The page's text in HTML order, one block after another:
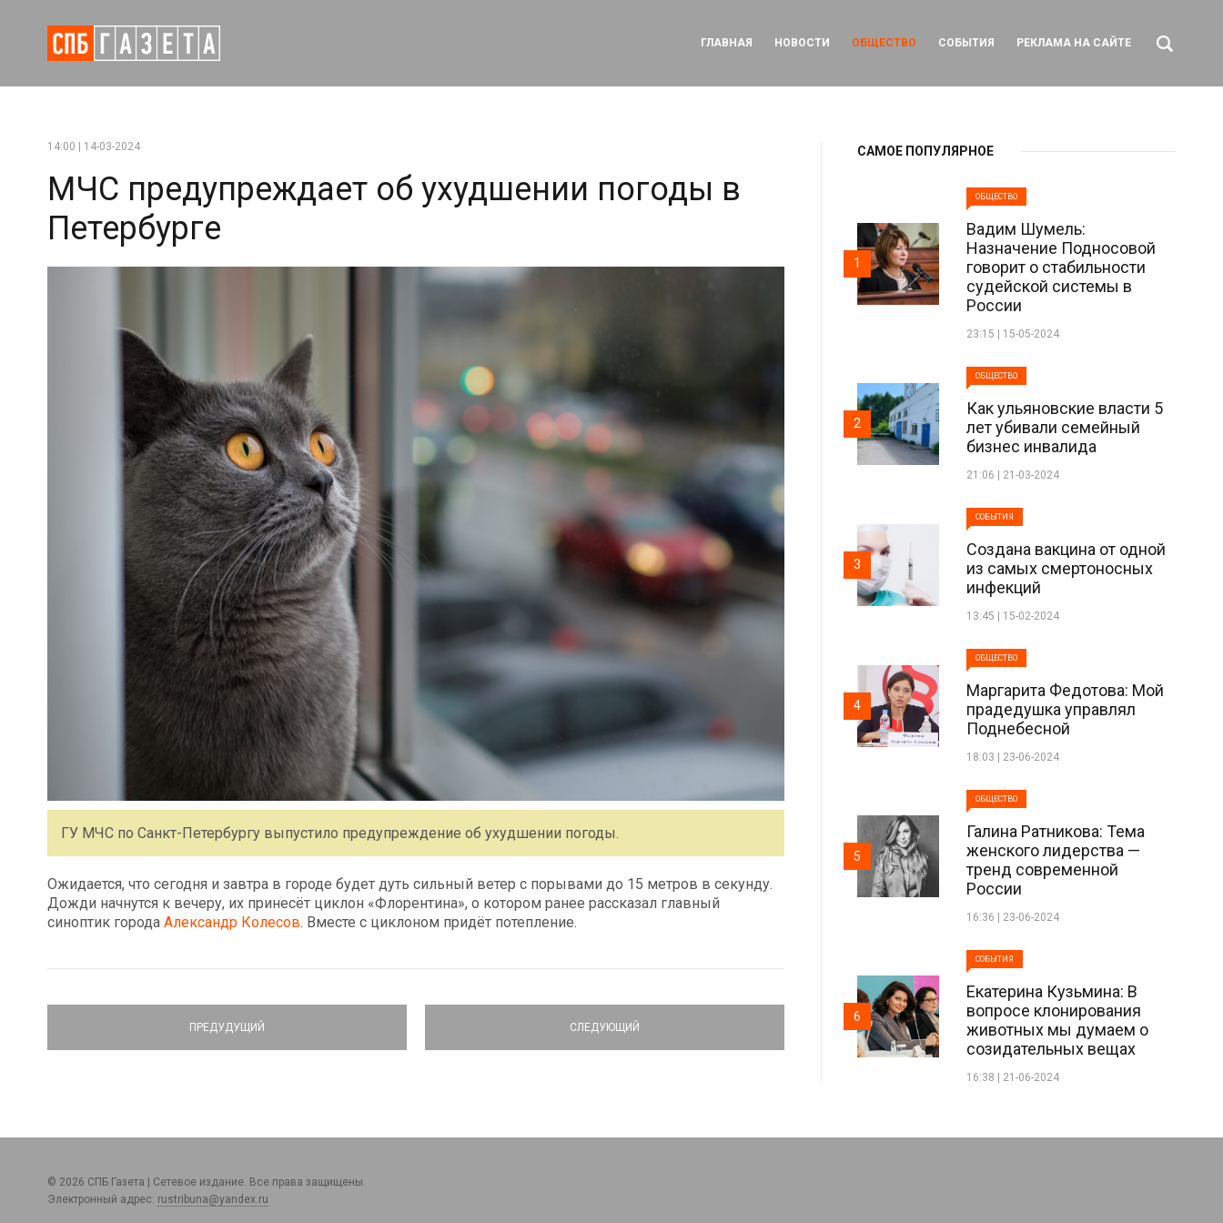
ГЛАВНАЯ НОВОСТИ ОБЩЕСТВО СОБЫТИЯ РЕКЛАМА НА САЙТЕ
14:00 | 14-03-2024
МЧС предупреждает об ухудшении погоды в
Петербурге
ГУ МЧС по Санкт-Петербургу выпустило предупреждение об ухудшении погоды.
Ожидается, что сегодня и завтра в городе будет дуть сильный ветер с порывами до 15 метров в секунду.
Дожди начнутся к вечеру, их принесёт циклон «Флорентина», о котором ранее рассказал главный
синоптик города Александр Колесов. Вместе с циклоном придёт потепление.
ПРЕДУДУЩИЙ СЛЕДУЮЩИЙ
САМОЕ ПОПУЛЯРНОЕ
ОБЩЕСТВО
Вадим Шумель:
Назначение Подносовой
говорит о стабильности
судейской системы в
России
23:15 | 15-05-2024
1
ОБЩЕСТВО
Как ульяновские власти 5
лет убивали семейный
бизнес инвалида
21:06 | 21-03-2024
2
СОБЫТИЯ
Создана вакцина от одной
из самых смертоносных
инфекций
13:45 | 15-02-2024
3
ОБЩЕСТВО
Маргарита Федотова: Мой
прадедушка управлял
Поднебесной
18:03 | 23-06-2024
4
ОБЩЕСТВО
Галина Ратникова: Тема
женского лидерства —
тренд современной
России
16:36 | 23-06-2024
5
СОБЫТИЯ
Екатерина Кузьмина: В
вопросе клонирования
животных мы думаем о
созидательных вещах
16:38 | 21-06-2024
6
© 2026 СПБ Газета | Сетевое издание. Все права защищены.
Электронный адрес: rustribuna@yandex.ru